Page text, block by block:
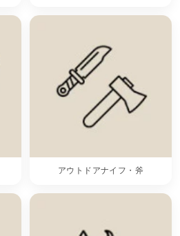
アウトドアナイフ・斧